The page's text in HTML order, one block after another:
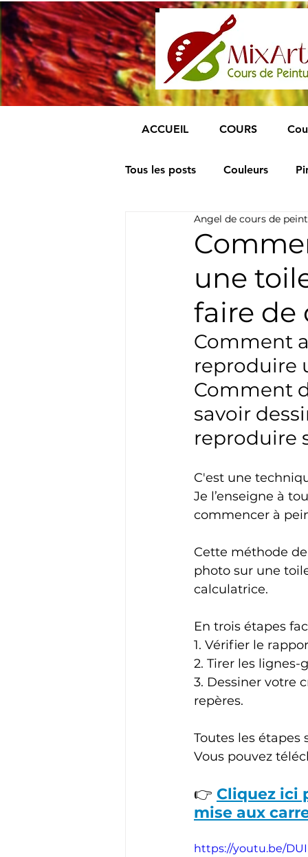
ACCUEIL COURS
Tous les posts Couleurs
une
faire de
Angel de cours de
Comment
reproduire
Comment
savoir
reproduire
C'est une
Je l’enseigne à
commencer à
Cette méthode
photo sur une
calculatrice.
En trois étapes
1. Vérifier le
2. Tirer les
3. Dessiner votre
repères.
Toutes les
Vous pouvez
👉 Cliquez ici
mise aux
https://youtu.be/